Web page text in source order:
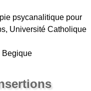
psycanalitique pour
Université Catholique
Begique